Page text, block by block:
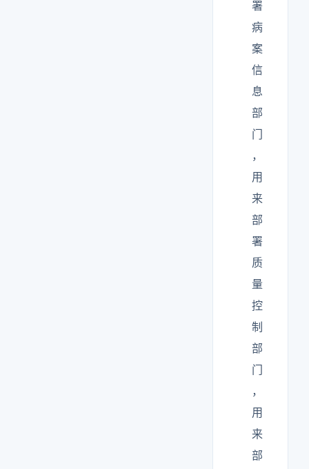
署
病
案
信
息
部
门
，
用
来
部
署
质
量
控
制
部
门
，
用
来
部